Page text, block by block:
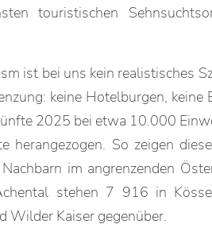
touristischen
ist bei uns kein realistisches
keine Hotelburgen, keine
2025 bei etwa 10.000
herangezogen. So zeigen
im angrenzenden
stehen 7 916 in
Wilder Kaiser gegenüber.